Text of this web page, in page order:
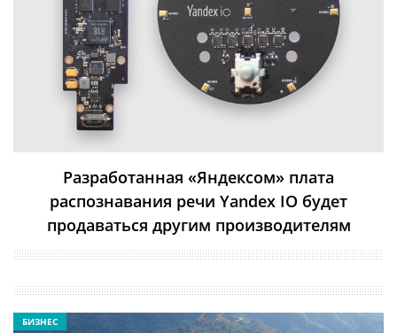
Разработанная «Яндексом» плата
распознавания речи Yandex IO будет
продаваться другим производителям
БИЗНЕС